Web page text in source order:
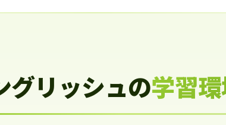
グリッシュの学習